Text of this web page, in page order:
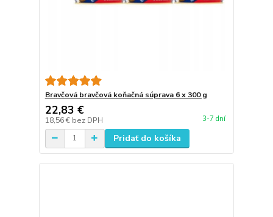
Bravčová bravčová koňačná súprava 6 x 300 g
22,83 €
18,56 € bez DPH 3-7 dní
Pridať do košíka